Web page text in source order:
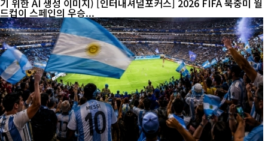
기 위한 AI 생성 이미지) [인터내셔널포커스] 2026 FIFA 북중미 월
드컵이 스페인의 우승...